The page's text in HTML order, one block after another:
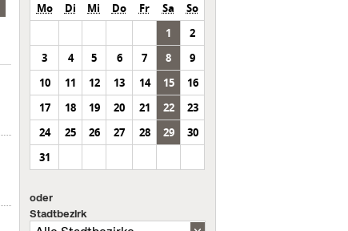
Mo Di Mi Do Fr Sa
So
1
2
3
4 5 6 7 8
9
10
11 12 13 14 15
16
17
18 19 20 21 22
23
24
25 26 27 28 29
30
31
oder
Stadtbezirk